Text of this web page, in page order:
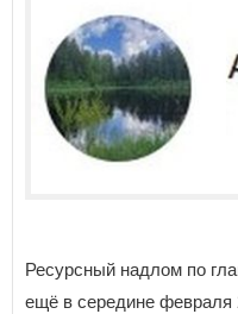
Ресурсный надлом по
ещё в середине февраля